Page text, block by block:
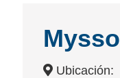
Ubicación: